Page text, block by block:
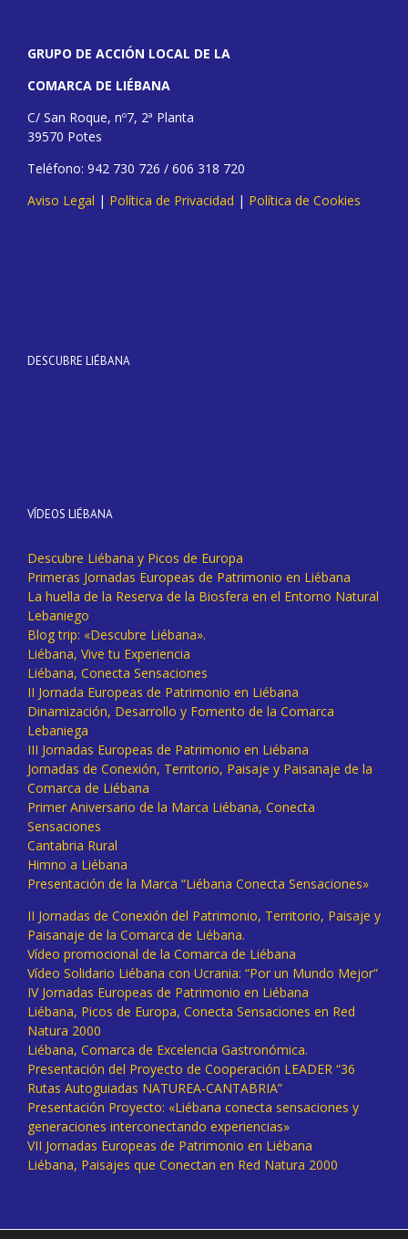
GRUPO DE ACCIÓN LOCAL DE LA
COMARCA DE LIÉBANA
C/ San Roque, nº7, 2ª Planta
39570 Potes
Teléfono: 942 730 726 / 606 318 720
Aviso Legal | Política de Privacidad | Política de Cookies
DESCUBRE LIÉBANA
VÍDEOS LIÉBANA
Descubre Liébana y Picos de Europa
Primeras Jornadas Europeas de Patrimonio en Liébana
La huella de la Reserva de la Biosfera en el Entorno Natural
Lebaniego
Blog trip: «Descubre Liébana».
Liébana, Vive tu Experiencia
Liébana, Conecta Sensaciones
II Jornada Europeas de Patrimonio en Liébana
Dinamización, Desarrollo y Fomento de la Comarca
Lebaniega
III Jornadas Europeas de Patrimonio en Liébana
Jornadas de Conexión, Territorio, Paisaje y Paisanaje de la
Comarca de Liébana
Primer Aniversario de la Marca Liébana, Conecta
Sensaciones
Cantabria Rural
Himno a Liébana
Presentación de la Marca “Liébana Conecta Sensaciones»
II Jornadas de Conexión del Patrimonio, Territorio, Paisaje y
Paisanaje de la Comarca de Liébana.
Vídeo promocional de la Comarca de Liébana
Vídeo Solidario Liébana con Ucrania: “Por un Mundo Mejor”
IV Jornadas Europeas de Patrimonio en Liébana
Liébana, Picos de Europa, Conecta Sensaciones en Red
Natura 2000
Liébana, Comarca de Excelencia Gastronómica.
Presentación del Proyecto de Cooperación LEADER “36
Rutas Autoguiadas NATUREA-CANTABRIA”
Presentación Proyecto: «Liébana conecta sensaciones y
generaciones interconectando experiencias»
VII Jornadas Europeas de Patrimonio en Liébana
Liébana, Paisajes que Conectan en Red Natura 2000